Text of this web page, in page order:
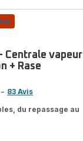
Centrale vapeur
+ Rase
- 83 Avis
du repassage au